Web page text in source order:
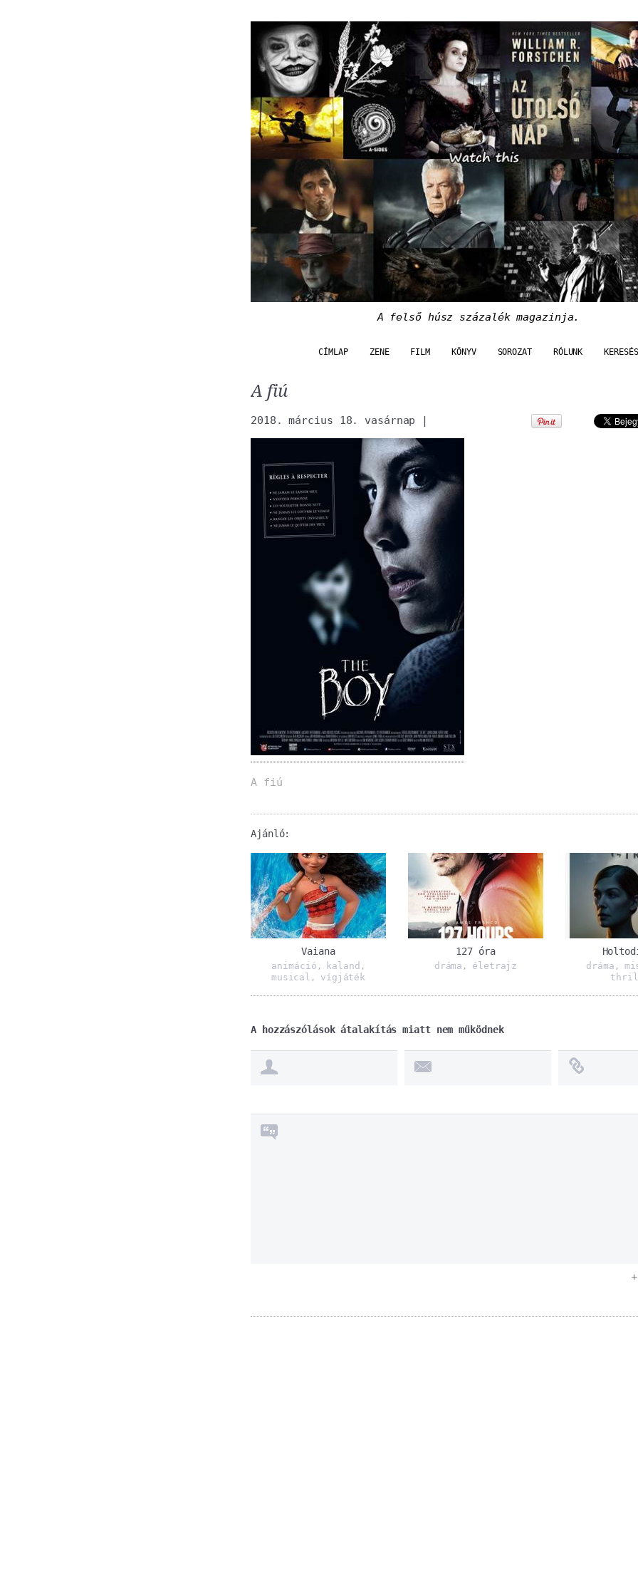
A felső húsz százalék magazinja.
CÍMLAP ZENE FILM KÖNYV SOROZAT RÓLUNK KERESÉS
A fiú
2018. március 18. vasárnap |
A fiú
Ajánló:
Vaiana
animáció , kaland ,
musical , vígjáték
127 óra
dráma , életrajz dráma ,
A hozzászólások átalakítás miatt nem működnek